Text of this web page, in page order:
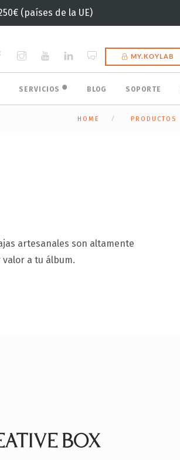
(países de la UE)
MY.KOYLAB
SERVICIOS 🟠 BLOG SOPORTE
HOME PRODUCTOS
artesanales son altamente
a tu álbum.
BOX